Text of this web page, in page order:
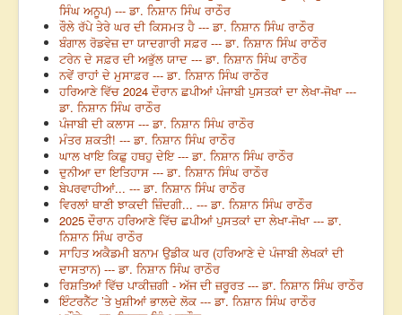
ਸਿੰਘ ਅਨੂਪ) --- ਡਾ. ਨਿਸ਼ਾਨ ਸਿੰਘ ਰਾਠੌਰ
ਰੌਲੇ ਰੱਪੇ ਤੇਰੇ ਘਰ ਦੀ ਕਿਸਮਤ ਹੈ --- ਡਾ. ਨਿਸ਼ਾਨ ਸਿੰਘ ਰਾਠੌਰ
ਬੰਗਾਲ ਰੋਡਵੇਜ਼ ਦਾ ਯਾਦਗਾਰੀ ਸਫ਼ਰ --- ਡਾ. ਨਿਸ਼ਾਨ ਸਿੰਘ ਰਾਠੌਰ
ਟਰੇਨ ਦੇ ਸਫ਼ਰ ਦੀ ਅਭੁੱਲ ਯਾਦ --- ਡਾ. ਨਿਸ਼ਾਨ ਸਿੰਘ ਰਾਠੌਰ
ਨਵੇਂ ਰਾਹਾਂ ਦੇ ਮੁਸਾਫ਼ਰ --- ਡਾ. ਨਿਸ਼ਾਨ ਸਿੰਘ ਰਾਠੌਰ
ਹਰਿਆਣੇ ਵਿੱਚ 2024 ਦੌਰਾਨ ਛਪੀਆਂ ਪੰਜਾਬੀ ਪੁਸਤਕਾਂ ਦਾ ਲੇਖਾ-ਜੋਖਾ ---
ਡਾ. ਨਿਸ਼ਾਨ ਸਿੰਘ ਰਾਠੌਰ
ਪੰਜਾਬੀ ਦੀ ਕਲਾਸ --- ਡਾ. ਨਿਸ਼ਾਨ ਸਿੰਘ ਰਾਠੌਰ
ਮੰਤਰ ਸ਼ਕਤੀ! --- ਡਾ. ਨਿਸ਼ਾਨ ਸਿੰਘ ਰਾਠੌਰ
ਘਾਲ ਖਾਇ ਕਿਛੁ ਹਥਹੁ ਦੇਇ --- ਡਾ. ਨਿਸ਼ਾਨ ਸਿੰਘ ਰਾਠੌਰ
ਦੁਨੀਆ ਦਾ ਇਤਿਹਾਸ --- ਡਾ. ਨਿਸ਼ਾਨ ਸਿੰਘ ਰਾਠੌਰ
ਬੇਪਰਵਾਹੀਆਂ... --- ਡਾ. ਨਿਸ਼ਾਨ ਸਿੰਘ ਰਾਠੌਰ
ਵਿਰਲਾਂ ਥਾਣੀ ਝਾਕਦੀ ਜ਼ਿੰਦਗੀ... --- ਡਾ. ਨਿਸ਼ਾਨ ਸਿੰਘ ਰਾਠੌਰ
2025 ਦੌਰਾਨ ਹਰਿਆਣੇ ਵਿੱਚ ਛਪੀਆਂ ਪੁਸਤਕਾਂ ਦਾ ਲੇਖਾ-ਜੋਖਾ --- ਡਾ.
ਨਿਸ਼ਾਨ ਸਿੰਘ ਰਾਠੌਰ
ਸਾਹਿਤ ਅਕੈਡਮੀ ਬਨਾਮ ਉਡੀਕ ਘਰ (ਹਰਿਆਣੇ ਦੇ ਪੰਜਾਬੀ ਲੇਖਕਾਂ ਦੀ
ਦਾਸਤਾਨ) --- ਡਾ. ਨਿਸ਼ਾਨ ਸਿੰਘ ਰਾਠੌਰ
ਰਿਸ਼ਤਿਆਂ ਵਿੱਚ ਪਾਕੀਜ਼ਗੀ - ਅੱਜ ਦੀ ਜ਼ਰੂਰਤ --- ਡਾ. ਨਿਸ਼ਾਨ ਸਿੰਘ ਰਾਠੌਰ
ਇੰਟਰਨੈੱਟ ’ਤੇ ਖੁਸ਼ੀਆਂ ਭਾਲਦੇ ਲੋਕ --- ਡਾ. ਨਿਸ਼ਾਨ ਸਿੰਘ ਰਾਠੌਰ